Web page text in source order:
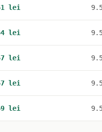
lei
lei
lei
lei
lei